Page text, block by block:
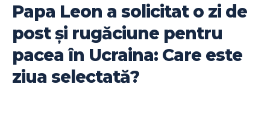
Papa Leon a solicitat o zi de
post și rugăciune pentru
pacea în Ucraina: Care este
ziua selectată?